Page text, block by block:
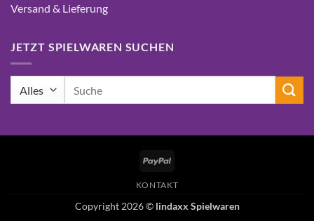
Versand & Lieferung
JETZT SPIELWAREN SUCHEN
PayPal
KONTAKT
Copyright 2026 © lindaxx Spielwaren